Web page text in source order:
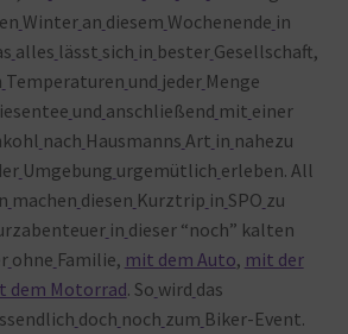
Winter an diesem Wochenende in
alles lässt sich in bester Gesellschaft,
Temperaturen und jeder Menge
und anschließend mit einer
nach Hausmanns Art in nahezu
Umgebung urgemütlich erleben. All
machen diesen Kurztrip in SPO zu
in dieser “noch” kalten
ohne Familie, mit dem Auto, mit der
dem Motorrad. So wird das
doch noch zum Biker-Event.